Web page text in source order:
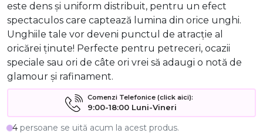
este dens și uniform distribuit, pentru un efect
spectaculos care captează lumina din orice unghi.
Unghiile tale vor deveni punctul de atracție al
oricărei ținute! Perfecte pentru petreceri, ocazii
speciale sau ori de câte ori vrei să adaugi o notă de
glamour și rafinament.
Comenzi Telefonice (click aici):
9:00-18:00 Luni-Vineri
4 persoane se uită acum la acest produs.